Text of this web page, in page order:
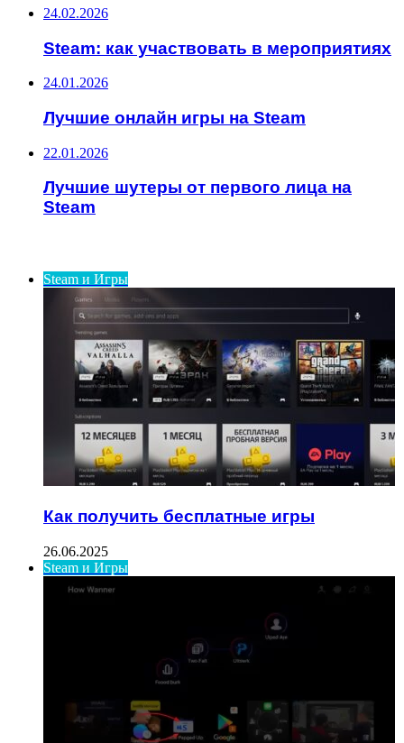
24.02.2026
Steam: как участвовать в мероприятиях
24.01.2026
Лучшие онлайн игры на Steam
22.01.2026
Лучшие шутеры от первого лица на
Steam
Steam и Игры
Как получить бесплатные игры
26.06.2025
Steam и Игры